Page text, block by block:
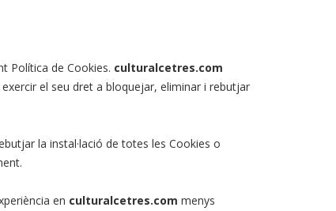
Política de Cookies. culturalcetres.com
el seu dret a bloquejar, eliminar i rebutjar
la instal·lació de totes les Cookies o
en culturalcetres.com menys